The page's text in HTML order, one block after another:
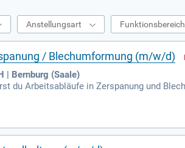
Anstellungsart Funktionsbereich
/ Blechumformung (m/w/d)
| Bernburg (Saale)
du Arbeitsabläufe in Zerspanung und
bis zur Serienreife. Durch REFA-
Eine abgeschlossene
oder ein FH-Abschluss sind